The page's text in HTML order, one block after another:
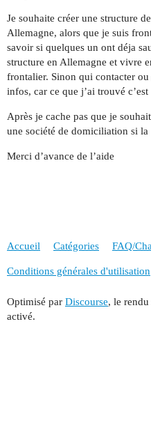
Je souhaite créer une structure
Allemagne, alors que je suis
savoir si quelques un ont déja
structure en Allemagne et vivre
frontalier. Sinon qui contacter
infos, car ce que j’ai trouvé
Après je cache pas que je
une société de domiciliation si la
Merci d’avance de l’aide
Accueil Catégories FAQ/
Conditions générales d'utilisation
Optimisé par Discourse, le
activé.